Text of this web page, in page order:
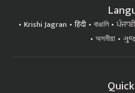
Krishi Jagran हिंदी বাঙালি ਪੰਜਾਬੀ
অসমীয়া